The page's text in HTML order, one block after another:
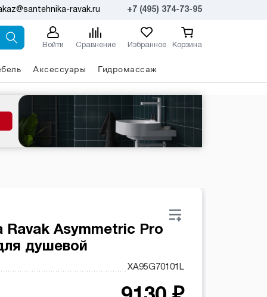
ravak.ru +7 (495) 374-73-95
Войти Сравнение Избранное Корзина
Аксессуары Гидромассаж
Asymmetric Pro
душевой
XA95G70101L